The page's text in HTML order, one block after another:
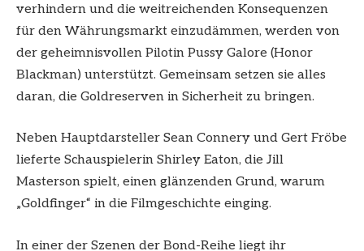
verhindern und die weitreichenden Konsequenzen
für den Währungsmarkt einzudämmen, werden von
der geheimnisvollen Pilotin Pussy Galore (Honor
Blackman) unterstützt. Gemeinsam setzen sie alles
daran, die Goldreserven in Sicherheit zu bringen.
Neben Hauptdarsteller Sean Connery und Gert Fröbe
lieferte Schauspielerin Shirley Eaton, die Jill
Masterson spielt, einen glänzenden Grund, warum
„Goldfinger“ in die Filmgeschichte einging.
In einer der Szenen der Bond-Reihe liegt ihr